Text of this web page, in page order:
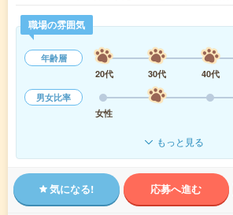
職場の雰囲気
年齢層
20代
30代 40代
男女比率
女性
もっと見る
気になる! 応募へ進む